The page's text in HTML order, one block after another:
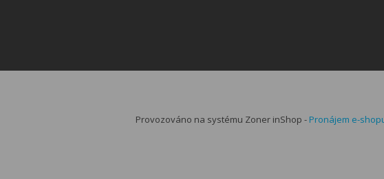
Provozováno na systému Zoner inShop - Pronájem e-